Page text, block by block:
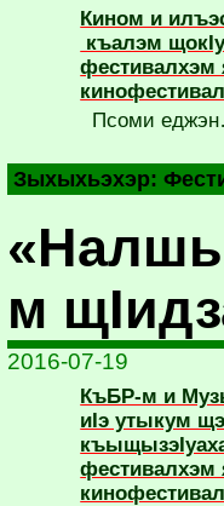
Кином и
къалэм
фестивалхэм
Псоми
Зыхыхьэхэр:
м
2016-07-19
КъБР-м и
иIэ утыкум
фестивалхэм